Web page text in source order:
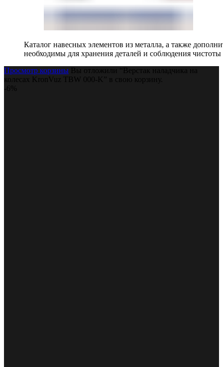
Каталог навесных элементов из металла, а также
необходимы для хранения деталей и соблюдения чистоты
Просмотр корзины Вы отложили “Верстак наладчика на
колесах KronVuz TBW 000-K” в свою корзину.
-6%